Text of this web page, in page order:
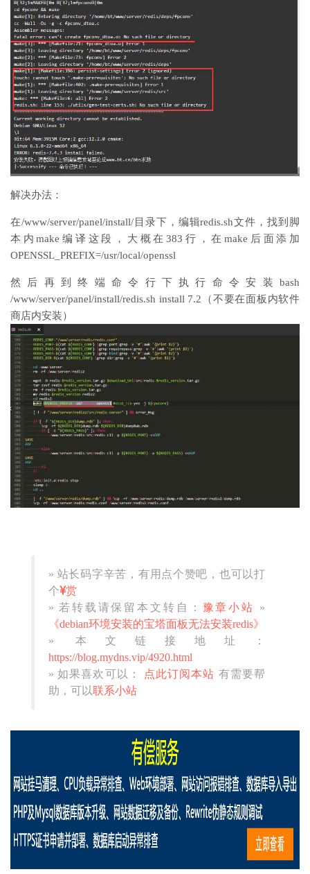
解决办法：
在/www/server/panel/install/目录下，编辑redis.sh文件，找到脚
本内make编译这段，大概在383行，在make后面添加
OPENSSL_PREFIX=/usr/local/openssl
然后再到终端命令行下执行命令安装bash
/www/server/panel/install/redis.sh install 7.2（不要在面板内软件
商店内安装）
» 站长码字辛苦，有用点个赞吧，也可以打
个 赏
» 若转载请保留本文转自： 豫章小站
»
《debian环境安装的宝塔面板无法安装redis》
» 本文链接地址：
https://blog.mydns.vip/4920.html
» 如果喜欢可以：
点此订阅本站 有需要帮
助，可以联系小站